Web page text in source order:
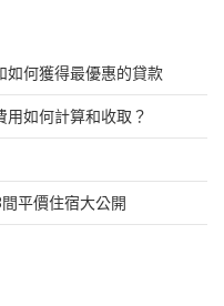
如何獲得最優惠的貸款
如何計算和收取？
平價住宿大公開